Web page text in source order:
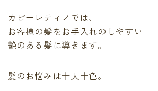
カピーレティノでは、
お客様の髪をお手入れのしやすい
艶のある髪に導きます。
髪のお悩みは十人十色。